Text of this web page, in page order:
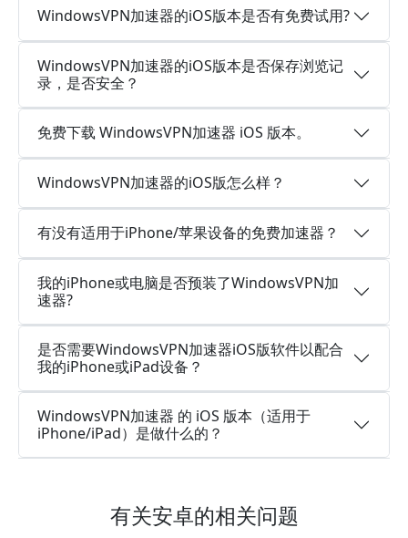
WindowsVPN加速器的iOS版本是否有免费试用?
WindowsVPN加速器的iOS版本是否保存浏览记
录，是否安全？
免费下载 WindowsVPN加速器 iOS 版本。
WindowsVPN加速器的iOS版怎么样？
有没有适用于iPhone/苹果设备的免费加速器？
我的iPhone或电脑是否预装了WindowsVPN加
速器?
是否需要WindowsVPN加速器iOS版软件以配合
我的iPhone或iPad设备？
WindowsVPN加速器 的 iOS 版本（适用于
iPhone/iPad）是做什么的？
有关安卓的相关问题